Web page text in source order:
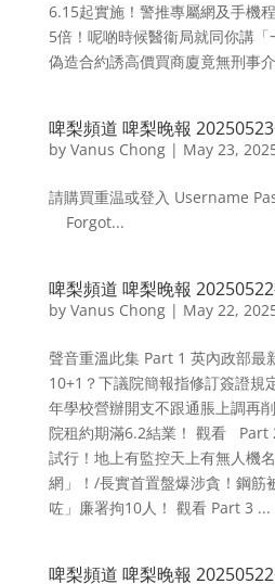
6.15起實施！警推專屬網及手機
5倍！呢啲時候醫衞局就同你講
偽造合約誘高價買商廈竟無刑事
啤梨頻道 啤梨晚報
by Vanus Chong| May 23,
請購買重温或登入 Username
Forgot...
啤梨頻道 啤梨晚報
by Vanus Chong| May 22,
聲音重溫此集 Part 1 英內政部最
10+1？下議院簡報指修訂簽證規
年學校營辦開支不跟通脹上調再
院租約期滿6.2結業！ 觀看 Part
試行！地上有監控天上有無人機
網」！/長實首置盤爆涉貪！鋼筋
咗」廉署拘10人！ 觀看 Part 3 ...
啤梨頻道 啤梨晚報